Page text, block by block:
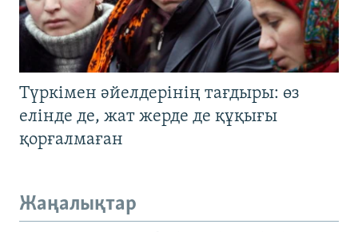
Түркімен әйелдерінің тағдыры: өз
елінде де, жат жерде де құқығы
қорғалмаған
Жаңалықтар